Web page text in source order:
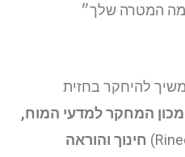
להיחקר בחזית
מכון המחקר למדעי המוח,